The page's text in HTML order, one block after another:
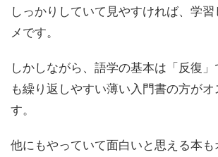
しっかりしていて見やすければ、学
メです。
しかしながら、語学の基本は「反復
も繰り返しやすい薄い入門書の方がオ
す。
他にもやっていて面白いと思える本も